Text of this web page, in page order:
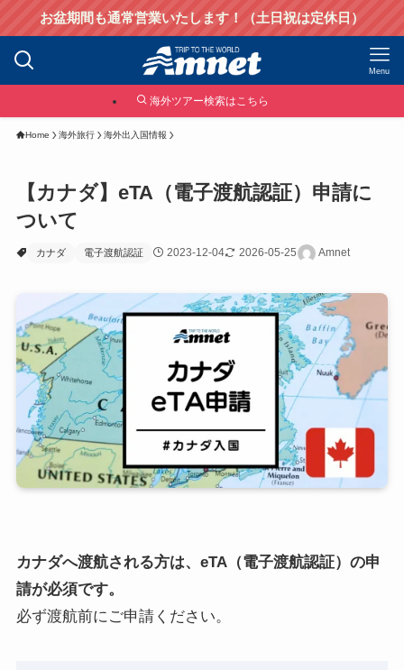
お盆期間も通常営業いたします！（土日祝は定休日）
Menu
海外ツアー検索はこちら
Home 海外旅行 海外出入国情報
【カナダ】eTA（電子渡航認証）申請に
ついて
カナダ 電子渡航認証 2023-12-04 2026-05-25 Amnet
カナダへ渡航される方は、eTA（電子渡航認証）の申
請が必須です。
必ず渡航前にご申請ください。